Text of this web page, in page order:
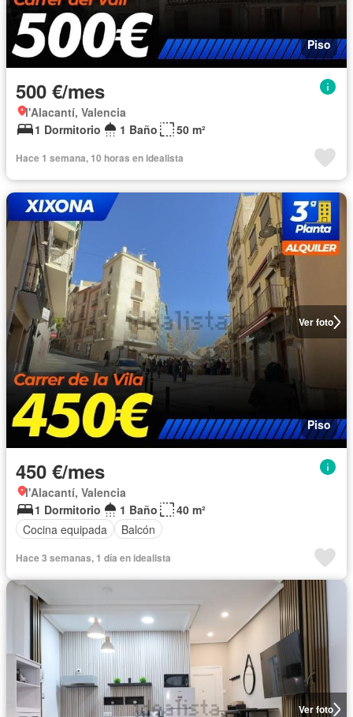
Piso
500 €/mes
l'Alacantí, Valencia
1 Dormitorio
1 Baño 50 m²
Hace 1 semana, 10 horas en idealista
Ver foto
Piso
450 €/mes
l'Alacantí, Valencia
1 Dormitorio
1 Baño
40 m²
Cocina equipada
Balcón
Hace 3 semanas, 1 día en idealista
Ver foto